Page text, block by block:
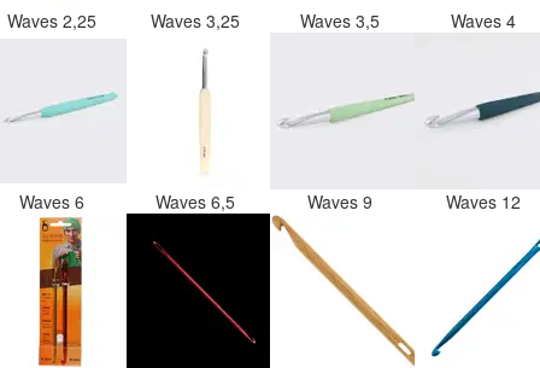
Waves 2,25 Waves 3,25 Waves 3,5 Waves 4
Waves 6 Waves 6,5 Waves 9 Waves 12